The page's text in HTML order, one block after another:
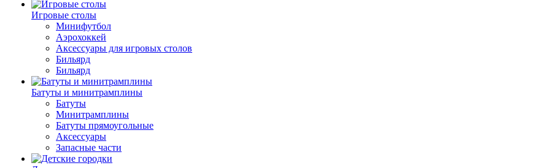
Игровые столы
Минифутбол
Аэрохоккей
Аксессуары для игровых столов
Бильяpд
Бильяpд
Батуты и минитрамплины
Батуты
Минитрамплины
Батуты прямоугольные
Аксессуары
Запасные части